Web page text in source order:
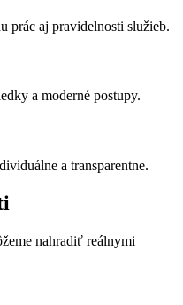
prác aj pravidelnosti služieb.
a moderné postupy.
a transparentne.
nahradiť reálnymi